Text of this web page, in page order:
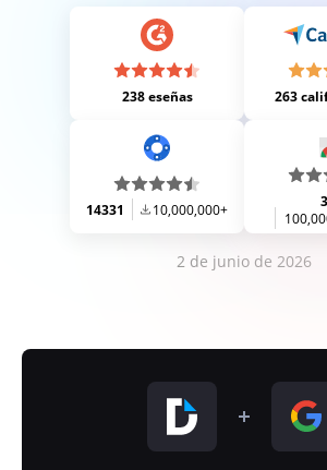
238 eseñas 263
14331 10,000,000+
2 de junio de 2026